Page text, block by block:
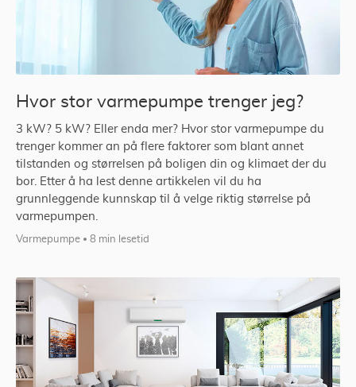
Hvor stor varmepumpe trenger jeg?
3 kW? 5 kW? Eller enda mer? Hvor stor varmepumpe du
trenger kommer an på flere faktorer som blant annet
tilstanden og størrelsen på boligen din og klimaet der du
bor. Etter å ha lest denne artikkelen vil du ha
grunnleggende kunnskap til å velge riktig størrelse på
varmepumpen.
Varmepumpe 8 min lesetid